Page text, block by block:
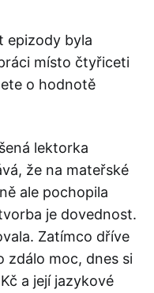
epizody byla
místo čtyřiceti
o hodnotě
lektorka
že na mateřské
ale pochopila
je dovednost.
Zatímco dříve
zdálo moc, dnes si
a její jazykové